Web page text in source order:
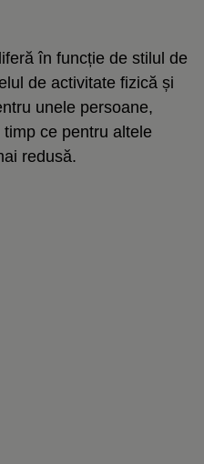
în funcție de stilul de
de activitate fizică și
unele persoane,
ce pentru altele
redusă.